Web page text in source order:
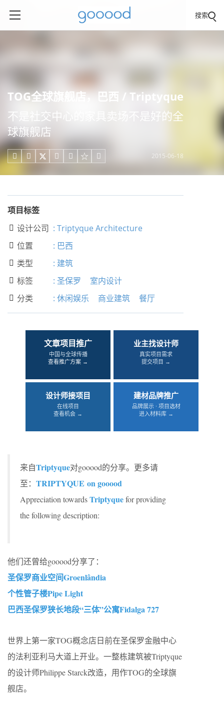
搜索
TOG全球旗舰店，巴西 / Triptyque
不是社交中心的家具卖场不是好的全
球旗舰店
     2015-06-18
项目标签
 设计公司 : Triptyque Architecture
 位置 : 巴西
 类型 : 建筑
 标签 : 圣保罗 室内设计
 分类 : 休闲娱乐 商业建筑 餐厅
文章项目推广
中国与全球传播
查看推广方案 →
业主找设计师
真实项目需求
提交项目 →
设计师接项目
在线项目
查看机会 →
建材品牌推广
品牌展示 · 项目选材
进入材料库 →
来自Triptyque对gooood的分享。更多请
至： TRIPTYQUE on gooood
Appreciation towardsTriptyquefor providing
the following description:
他们还曾给gooood分享了：
圣保罗商业空间Groenlândia
个性管子楼Pipe Light
巴西圣保罗狭长地段“三体”公寓Fidalga 727
世界上第一家TOG概念店日前在圣保罗金融中心
的法利亚利马大道上开业。一整栋建筑被Triptyque
的设计师Philippe Starck改造，用作TOG的全球旗
舰店。